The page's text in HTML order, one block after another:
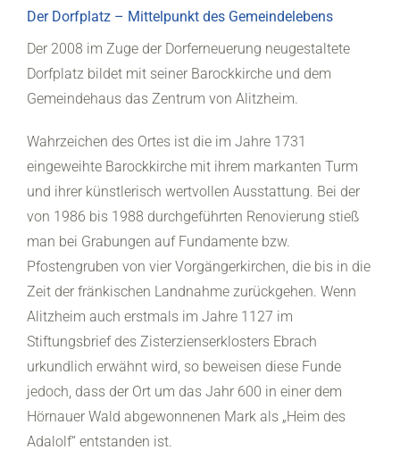
Der Dorfplatz – Mittelpunkt des Gemeindelebens
Der 2008 im Zuge der Dorferneuerung neugestaltete
Dorfplatz bildet mit seiner Barockkirche und dem
Gemeindehaus das Zentrum von Alitzheim.
Wahrzeichen des Ortes ist die im Jahre 1731
eingeweihte Barockkirche mit ihrem markanten Turm
und ihrer künstlerisch wertvollen Ausstattung. Bei der
von 1986 bis 1988 durchgeführten Renovierung stieß
man bei Grabungen auf Fundamente bzw.
Pfostengruben von vier Vorgängerkirchen, die bis in die
Zeit der fränkischen Landnahme zurückgehen. Wenn
Alitzheim auch erstmals im Jahre 1127 im
Stiftungsbrief des Zisterzienserklosters Ebrach
urkundlich erwähnt wird, so beweisen diese Funde
jedoch, dass der Ort um das Jahr 600 in einer dem
Hörnauer Wald abgewonnenen Mark als „Heim des
Adalolf“ entstanden ist.